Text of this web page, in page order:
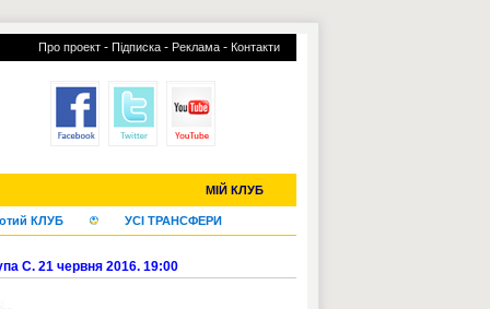
Про проект - Підписка - Реклама - Контакти
МІЙ КЛУБ
КЛУБ УСІ ТРАНСФЕРИ
C. 21 червня 2016. 19:00